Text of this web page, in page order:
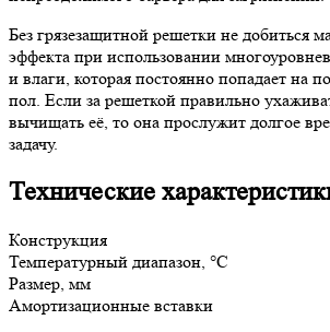
Без грязезащитной решетки не добиться
эффекта при использовании
и влаги, которая постоянно попадает на
пол. Если за решеткой правильно
вычищать её, то она прослужит долгое
задачу.
Технические
Конструкция
Температурный диапазон, °С
Размер, мм
Амортизационные вставки